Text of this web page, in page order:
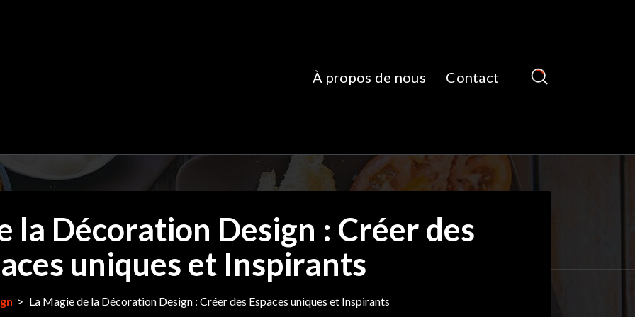
À propos de nous Contact
la Décoration Design : Créer des
uniques et Inspirants
> La Magie de la Décoration Design : Créer des Espaces uniques et Inspirants